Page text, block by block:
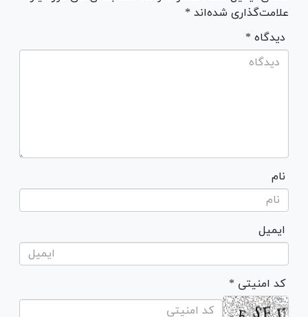
علامت‌گذاری شده‌اند *
* دیدگاه
نام
ایمیل
* کد امنیتی